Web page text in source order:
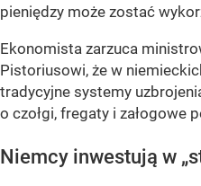
pieniędzy może zostać
Ekonomista zarzuca
Pistoriusowi, że w
tradycyjne systemy
o czołgi, fregaty i załogowe
Niemcy inwestują w